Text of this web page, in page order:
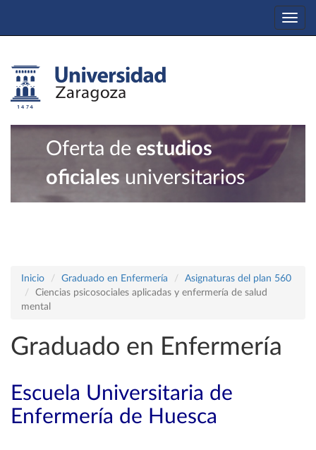
Oferta de estudios
oficiales universitarios
Inicio Graduado en Enfermería
Asignaturas del plan 560
Ciencias psicosociales aplicadas y enfermería de salud
mental
Graduado en Enfermería
Escuela Universitaria de
Enfermería de Huesca